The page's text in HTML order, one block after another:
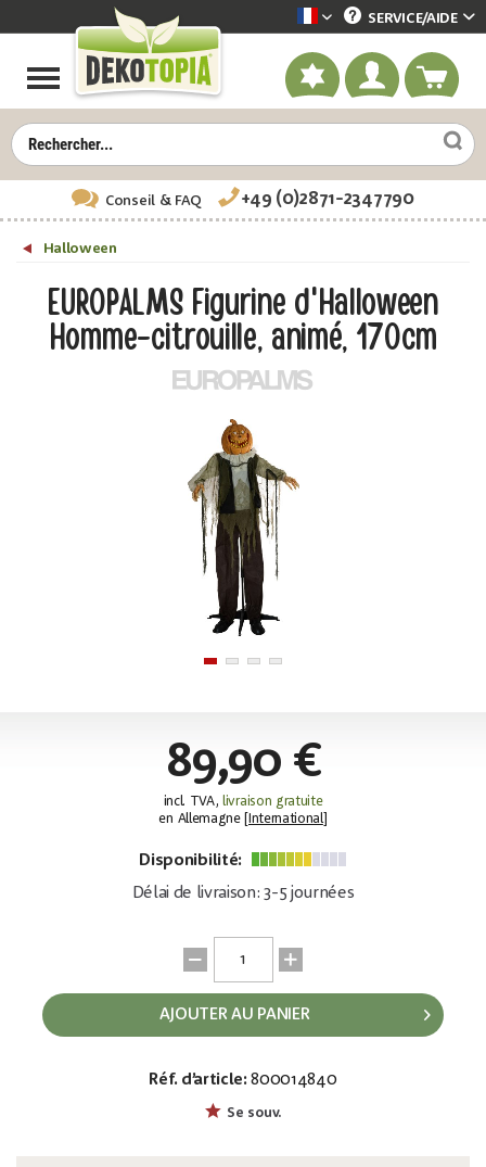
Dekotopia französisch
SERVICE/AIDE
Conseil& FAQ +49 (0)2871-2347790
Halloween
EUROPALMS Figurine d'Halloween
Homme-citrouille, animé, 170cm
89,90 €
incl. TVA,livraison gratuite
en Allemagne [
International]
Disponibilité:
Délai de livraison: 3-5 journées
AJOUTER AU PANIER
Réf. d’article: 800014840
Se souv.